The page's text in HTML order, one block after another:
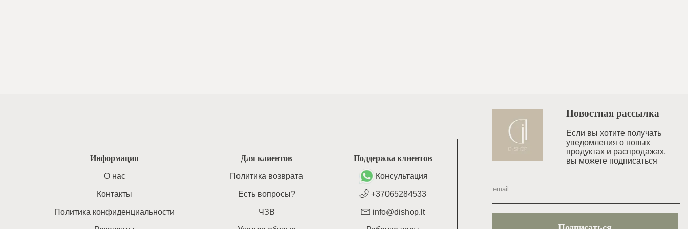
Информация
O нас
Контакты
Политика конфиденциальности
Для клиентов
Политика возврата
Есть вопросы?
ЧЗВ
Поддержка клиентов
Консультация
+37065284533
info@dishop.lt
Новостная рассылка
Если вы хотите получать
уведомления o новых
продуктах и распродажах,
вы можете подписаться